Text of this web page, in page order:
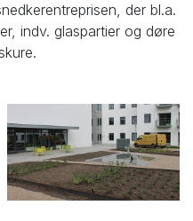
der bl.a.
indv. glaspartier og døre